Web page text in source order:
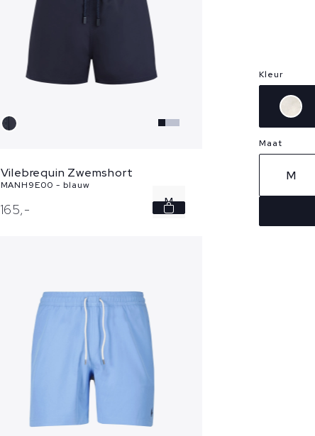
Vilebrequin Zwemshort
MANH9E00 - blauw
165,- M
Kleur
Maat
M